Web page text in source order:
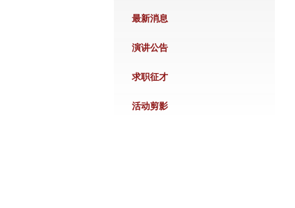
最新消息
演讲公告
求职征才
活动剪影